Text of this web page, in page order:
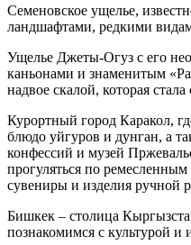
Семеновское ущелье,
ландшафтами, редкими
Ущелье Джеты-Огуз с его
каньонами и знаменитым
надвое скалой, которая
Курортный город Каракол,
блюдо уйгуров и дунган, а
конфессий и музей
прогуляться по
сувениры и изделия ручной
Бишкек – столица
познакомимся с культурой и